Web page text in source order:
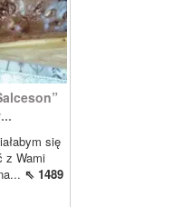
się
z Wami
⇖ 1489